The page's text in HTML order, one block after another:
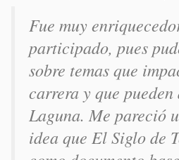
Fue muy
participado, pues
sobre temas que
carrera y que
Laguna. Me pareció
idea que El Siglo de